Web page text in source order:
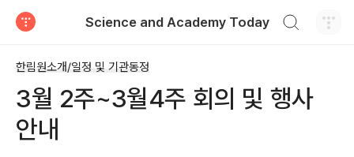
Science and Academy Today
한림원소개/일정 및 기관동정
3월 2주~3월4주 회의 및 행사
안내